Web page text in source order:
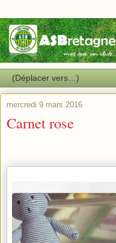
mercredi 9 mars 2016
Carnet rose